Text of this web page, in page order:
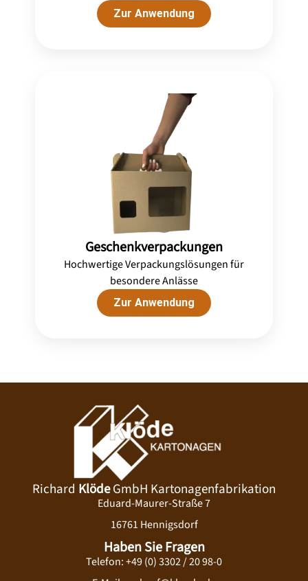
Zur Anwendung
Geschenkverpackungen
Hochwertige Verpackungslösungen für
besondere Anlässe
Zur Anwendung
Richard KlödeGmbH Kartonagenfabrikation
Eduard-Maurer-Straße 7
16761 Hennigsdorf
Haben Sie Fragen
Telefon:+49 (0) 3302 / 20 98-0